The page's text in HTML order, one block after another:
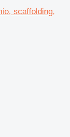
scaffolding,